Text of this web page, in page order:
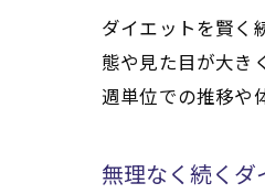
ダイエットを賢く
態や見た目が大き
週単位での推移や
無理なく続くダ